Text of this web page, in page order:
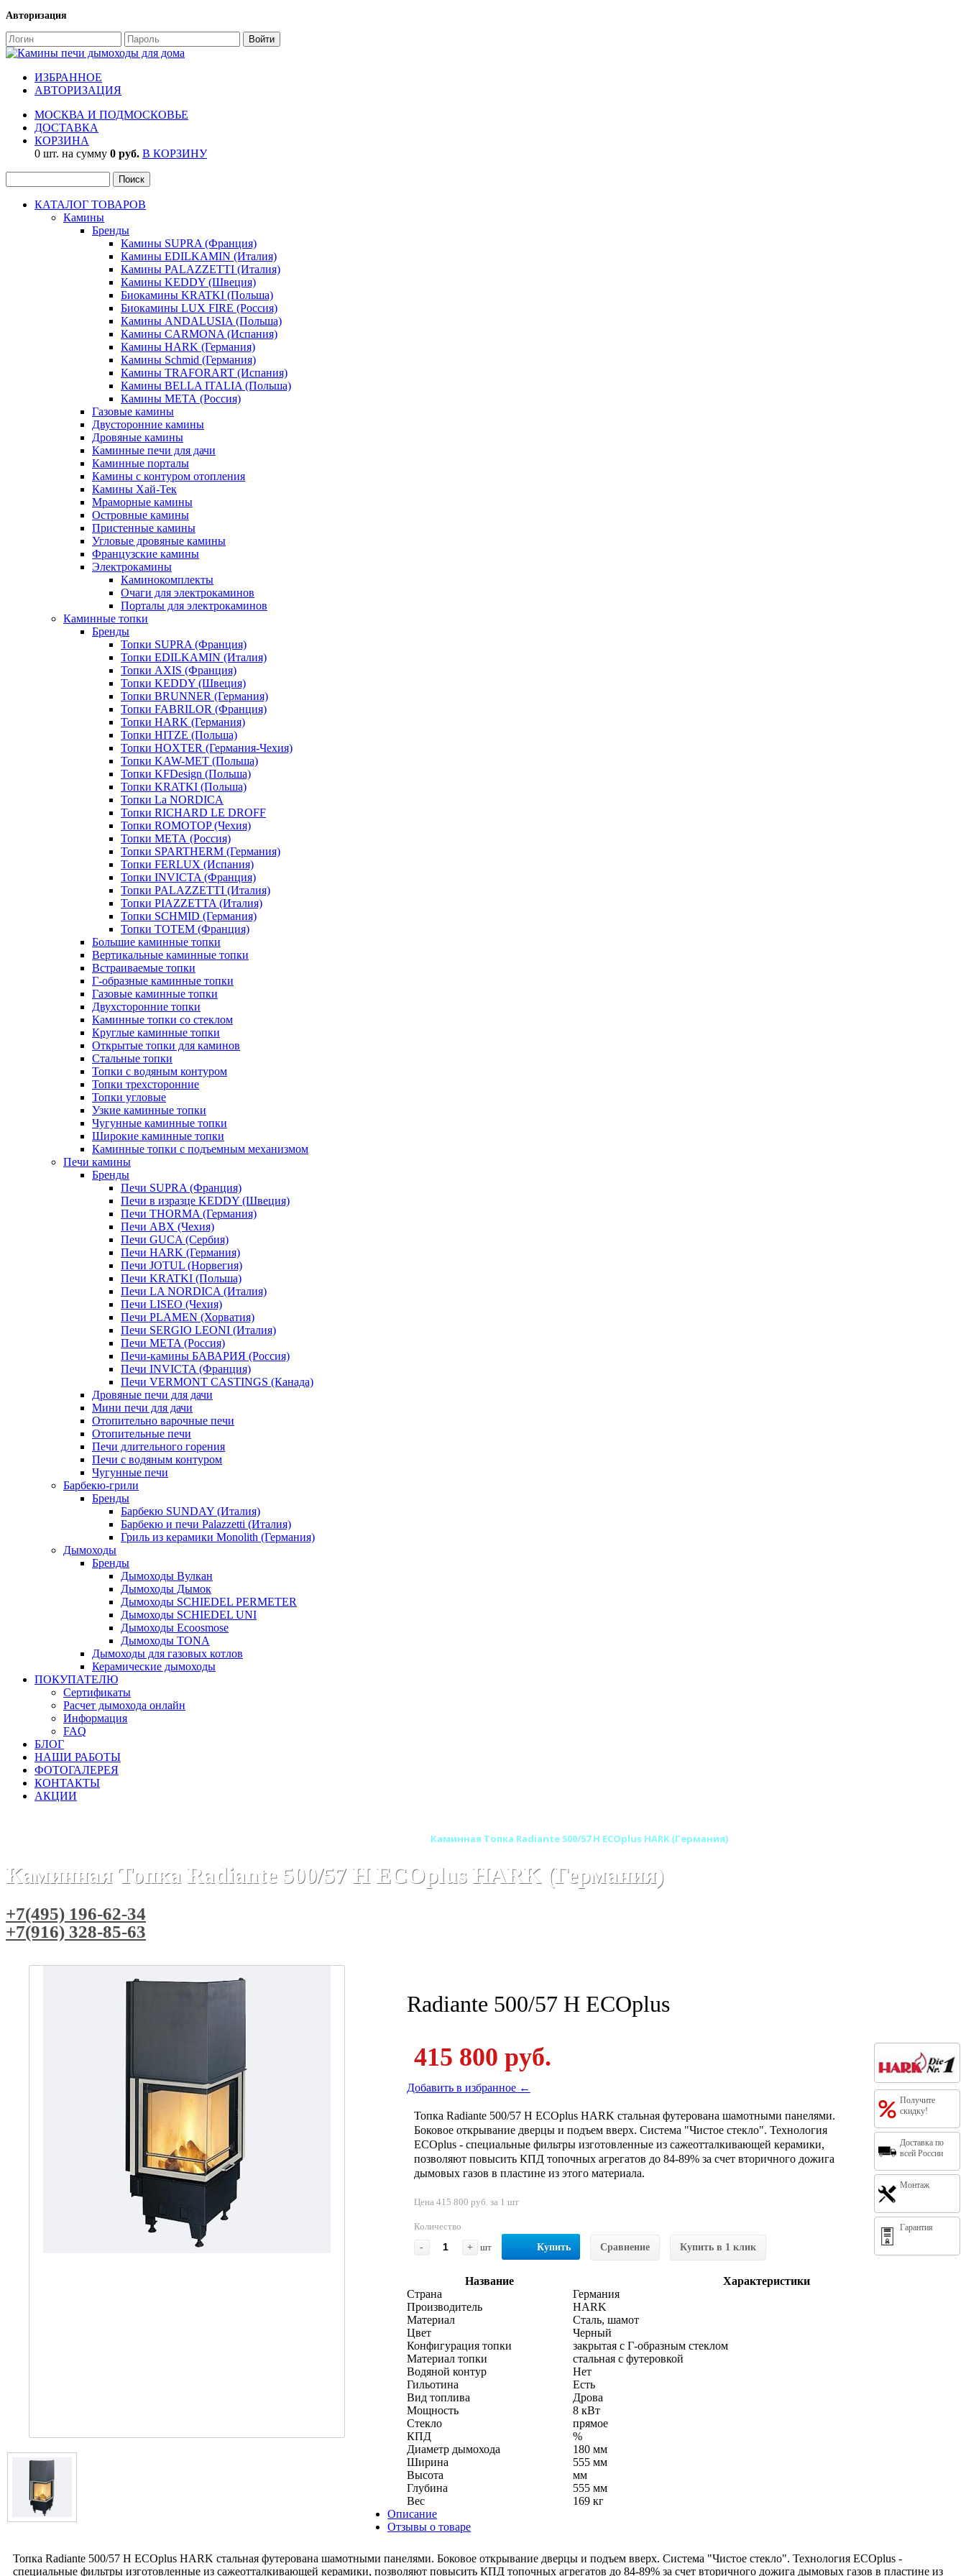
Авторизация
ИЗБРАННОЕ
АВТОРИЗАЦИЯ
МОСКВА И ПОДМОСКОВЬЕ
ДОСТАВКА
КОРЗИНА
0 шт. на сумму 0 руб. В КОРЗИНУ
КАТАЛОГ ТОВАРОВ
Камины
Бренды
Камины SUPRA (Франция)
Камины EDILKAMIN (Италия)
Камины PALAZZETTI (Италия)
Камины KEDDY (Швеция)
Биокамины KRATKI (Польша)
Биокамины LUX FIRE (Россия)
Камины ANDALUSIA (Польша)
Камины CARMONA (Испания)
Камины HARK (Германия)
Камины Schmid (Германия)
Камины TRAFORART (Испания)
Камины BELLA ITALIA (Польша)
Камины МЕТА (Россия)
Газовые камины
Двусторонние камины
Дровяные камины
Каминные печи для дачи
Каминные порталы
Камины с контуром отопления
Камины Хай-Тек
Мраморные камины
Островные камины
Пристенные камины
Угловые дровяные камины
Французские камины
Электрокамины
Каминокомплекты
Очаги для электрокаминов
Порталы для электрокаминов
Каминные топки
Бренды
Топки SUPRA (Франция)
Топки EDILKAMIN (Италия)
Топки AXIS (Франция)
Топки KEDDY (Швеция)
Топки BRUNNER (Германия)
Топки FABRILOR (Франция)
Топки HARK (Германия)
Топки HITZE (Польша)
Топки HOXTER (Германия-Чехия)
Топки KAW-MET (Польша)
Топки KFDesign (Польша)
Топки KRATKI (Польша)
Топки La NORDICA
Топки RICHARD LE DROFF
Топки ROMOTOP (Чехия)
Топки МЕТА (Россия)
Топки SPARTHERM (Германия)
Топки FERLUX (Испания)
Топки INVICTA (Франция)
Топки PALAZZETTI (Италия)
Топки PIAZZETTA (Италия)
Топки SCHMID (Германия)
Топки TOTEM (Франция)
Большие каминные топки
Вертикальные каминные топки
Встраиваемые топки
Г-образные каминные топки
Газовые каминные топки
Двухсторонние топки
Каминные топки со стеклом
Круглые каминные топки
Открытые топки для каминов
Стальные топки
Топки с водяным контуром
Топки трехсторонние
Топки угловые
Узкие каминные топки
Чугунные каминные топки
Широкие каминные топки
Каминные топки с подъемным механизмом
Печи камины
Бренды
Печи SUPRA (Франция)
Печи в изразце KEDDY (Швеция)
Печи THORMA (Германия)
Печи ABX (Чехия)
Печи GUCA (Сербия)
Печи HARK (Германия)
Печи JOTUL (Норвегия)
Печи KRATKI (Польша)
Печи LA NORDICA (Италия)
Печи LISEO (Чехия)
Печи PLAMEN (Хорватия)
Печи SERGIO LEONI (Италия)
Печи META (Россия)
Печи-камины БАВАРИЯ (Россия)
Печи INVICTA (Франция)
Печи VERMONT CASTINGS (Канада)
Дровяные печи для дачи
Мини печи для дачи
Отопительно варочные печи
Отопительные печи
Печи длительного горения
Печи с водяным контуром
Чугунные печи
Барбекю-грили
Бренды
Барбекю SUNDAY (Италия)
Барбекю и печи Palazzetti (Италия)
Гриль из керамики Monolith (Германия)
Дымоходы
Бренды
Дымоходы Вулкан
Дымоходы Дымок
Дымоходы SCHIEDEL PERMETER
Дымоходы SCHIEDEL UNI
Дымоходы Ecoosmose
Дымоходы TONA
Дымоходы для газовых котлов
Керамические дымоходы
ПОКУПАТЕЛЮ
Сертификаты
Расчет дымохода онлайн
Информация
FAQ
БЛОГ
НАШИ РАБОТЫ
ФОТОГАЛЕРЕЯ
КОНТАКТЫ
АКЦИИ
Каминная Топка Radiante 500/57 H ECOplus HARK (Германия)
Каминная Топка Radiante 500/57 H ECOplus HARK (Германия)
+7(495) 196-62-34
+7(916) 328-85-63
Radiante 500/57 H ECOplus
Получите
скидку!
Доставка по
всей России
Монтаж
Гарантия
415 800 руб.
Добавить в избранное ←
Топка Radiante 500/57 H ECOplus HARK стальная футерована шамотными панелями.
Боковое открывание дверцы и подъем вверх. Система "Чистое стекло". Технология
ECOplus - специальные фильтры изготовленные из сажеотталкивающей керамики,
позволяют повысить КПД топочных агрегатов до 84-89% за счет вторичного дожига
дымовых газов в пластине из этого материала.
Цена 415 800 руб. за 1 шт
Количество
-
+ шт Купить Сравнение Купить в 1 клик
Название
Характеристики
Страна
Германия
Производитель
HARK
Материал
Сталь, шамот
Цвет
Черный
Конфигурация топки
закрытая с Г-образным стеклом
Материал топки
стальная с футеровкой
Водяной контур
Нет
Гильотина
Есть
Вид топлива
Дрова
Мощность
8 кВт
Стекло
прямое
КПД
%
Диаметр дымохода
180 мм
Ширина
555 мм
Высота
мм
Глубина
555 мм
Вес
169 кг
Описание
Отзывы о товаре
Топка Radiante 500/57 H ECOplus HARK стальная футерована шамотными панелями. Боковое открывание дверцы и подъем вверх. Система "Чистое стекло". Технология ECOplus -
специальные фильтры изготовленные из сажеотталкивающей керамики, позволяют повысить КПД топочных агрегатов до 84-89% за счет вторичного дожига дымовых газов в пластине из